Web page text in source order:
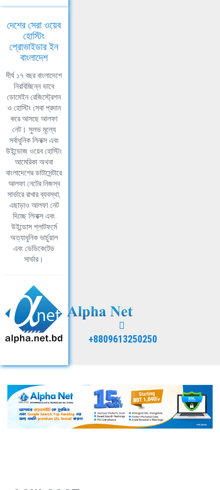
দেশের সেরা ওয়েব
হোস্টিং
প্রোভাইডার ইন
বাংলাদেশ
দীর্ঘ ১৭ বছর বাংলাদেশে
নিরবিচ্ছিন্ন ভাবে
ডোমেইন রেজিস্ট্রেশন
ও হোস্টিং সেবা প্রদান
করে আসছে আলফা
নেট। সুলভ মূল্যে
সর্বাধুনিক লিনাক্স এবং
উইন্ডোজ ওয়েব হোস্টিং
আমেরিকা অথবা
বাংলাদেশের ডাটাসেন্টারে
আলফা নেটের নিজস্ব
সার্ভারে রাখার ব্যবস্থা,
এছাড়াও আলফা নেট
দিচ্ছে লিনাক্স এবং
উইন্ডোস প্লাটফর্মে
অত্যাধুনিক ভার্চুয়াল
এবং ডেডিকেটেড
সার্ভার।
+8809613250250